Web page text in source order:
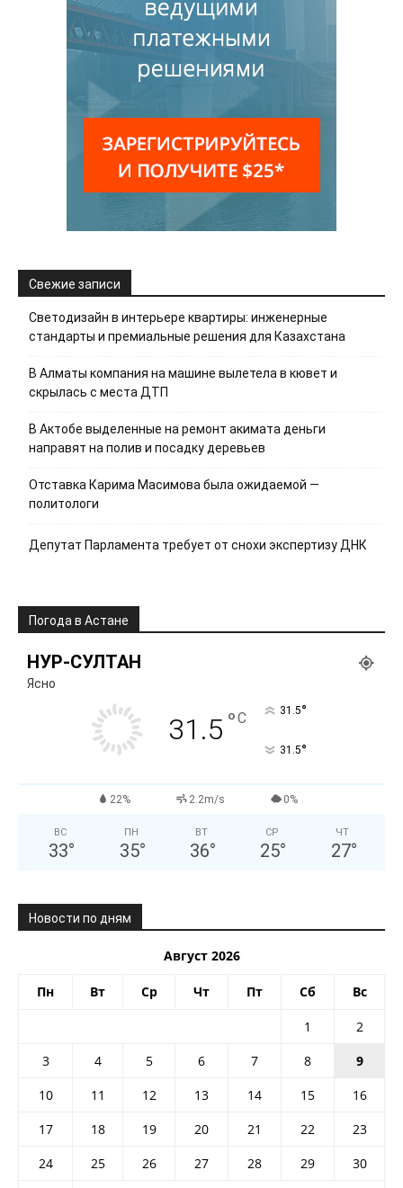
Свежие записи
Светодизайн в интерьере квартиры: инженерные
стандарты и премиальные решения для Казахстана
В Алматы компания на машине вылетела в кювет и
скрылась с места ДТП
В Актобе выделенные на ремонт акимата деньги
направят на полив и посадку деревьев
Отставка Карима Масимова была ожидаемой —
политологи
Депутат Парламента требует от снохи экспертизу ДНК
Погода в Астане
НУР-СУЛТАН
Ясно
31.5 °C 31.5°
31.5°
22% 2.2m/s 0%
ВС
33°
ПН
35°
ВТ
36°
СР
25°
ЧТ
27°
Новости по дням
Август 2026
Пн Вт Ср Чт Пт Сб Вс
1
2
3
4 5 6 7 8
9
10
11 12 13 14 15
16
17
18 19 20 21 22
23
24
25 26 27 28 29
30